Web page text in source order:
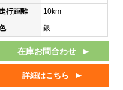
行距離
10km
銀
在庫お問合わせ
詳細はこちら